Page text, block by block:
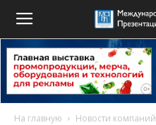
На главную Новости компаний